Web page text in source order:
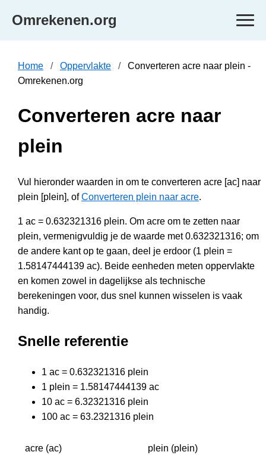
Omrekenen.org
Home Oppervlakte
Converteren acre naar plein -
Omrekenen.org
Converteren acre naar
plein
Vul hieronder waarden in om te converteren acre [ac] naar
plein [plein], ofConverteren plein naar acre.
1 ac = 0.632321316 plein. Om acre om te zetten naar
plein, vermenigvuldig je de waarde met 0.632321316; om
de andere kant op te gaan, deel je erdoor (1 plein =
1.58147444139 ac). Beide eenheden meten oppervlakte
en komen zowel in dagelijkse als technische
berekeningen voor, dus snel kunnen wisselen is vaak
handig.
Snelle referentie
1 ac = 0.632321316 plein
1 plein = 1.58147444139 ac
10 ac = 6.32321316 plein
100 ac = 63.2321316 plein
acre (ac) plein (plein)